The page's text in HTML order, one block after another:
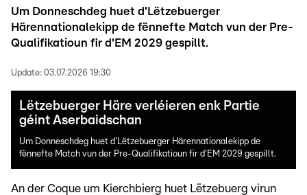
Um Donneschdeg huet d'Lëtzebuerger
Härennationalekipp de fënnefte Match vun der Pre-
Qualifikatioun fir d'EM 2029 gespillt.
Update: 03.07.2026 19:30
Lëtzebuerger Häre verléieren enk Partie
géint Aserbaidschan
Um Donneschdeg huet d'Lëtzebuerger Härennationalekipp de
fënnefte Match vun der Pre-Qualifikatioun fir d'EM 2029 gespillt.
An der Coque um Kierchbierg huet Lëtzebuerg virun